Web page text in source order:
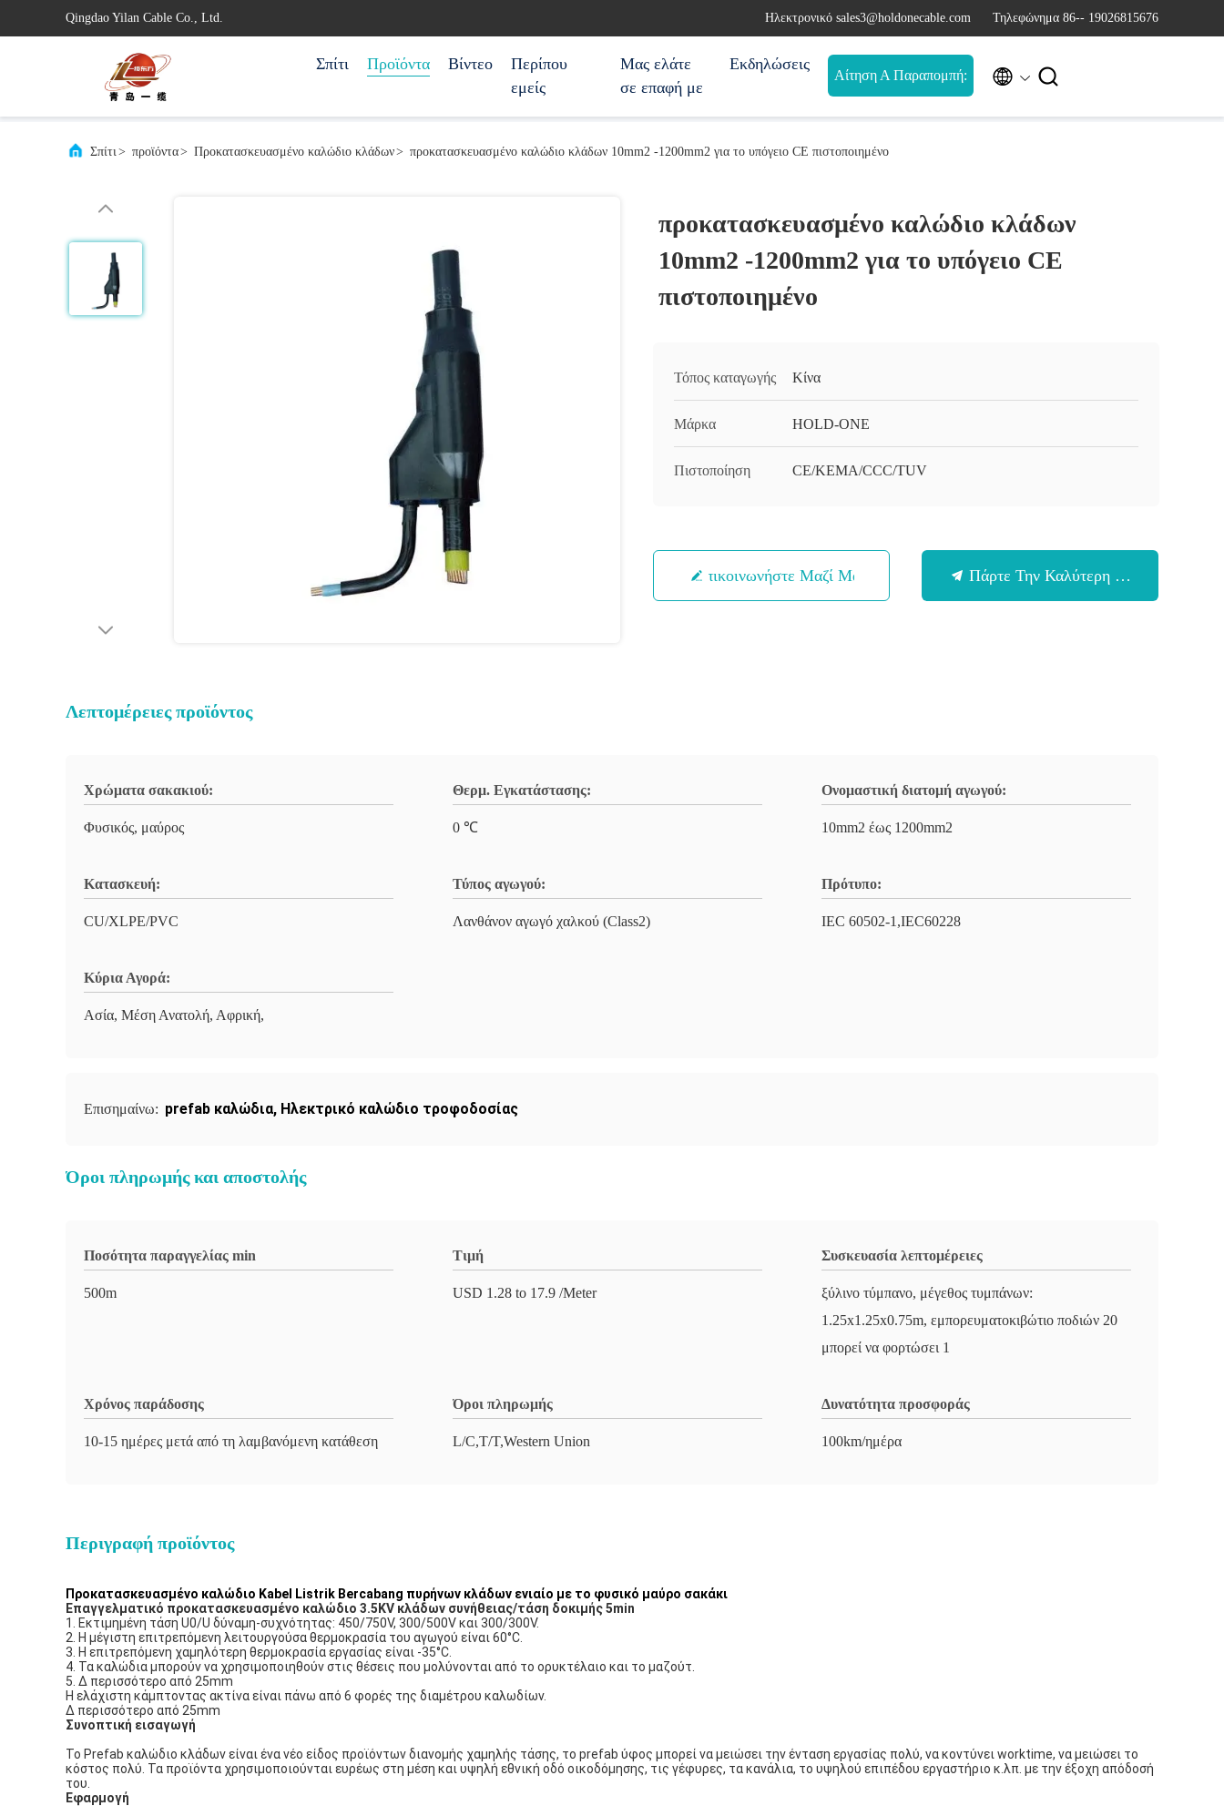
Qingdao Yilan Cable Co., Ltd. Ηλεκτρονικό sales3@holdonecable.com Τηλεφώνημα 86-- 19026815676
Σπίτι Προϊόντα Βίντεο
Περίπου
εμείς
Μας ελάτε
σε επαφή με
Εκδηλώσεις
Αίτηση Α Παραπομπή:  
Σπίτι> προϊόντα> Προκατασκευασμένο καλώδιο κλάδων> προκατασκευασμένο καλώδιο κλάδων 10mm2 -1200mm2 για το υπόγειο CE πιστοποιημένο
προκατασκευασμένο καλώδιο κλάδων
10mm2 -1200mm2 για το υπόγειο CE
πιστοποιημένο
Τόπος καταγωγής Κίνα
Μάρκα HOLD-ONE
Πιστοποίηση CE/KEMA/CCC/TUV
Επικοινωνήστε Μαζί Μας Πάρτε Την Καλύτερη Τιμή
Λεπτομέρειες προϊόντος
Χρώματα σακακιού:
Φυσικός, μαύρος
Θερμ. Εγκατάστασης:
0 ℃
Ονομαστική διατομή αγωγού:
10mm2 έως 1200mm2
Κατασκευή:
CU/XLPE/PVC
Τύπος αγωγού:
Λανθάνον αγωγό χαλκού (Class2)
Πρότυπο:
IEC 60502-1,IEC60228
Κύρια Αγορά:
Ασία, Μέση Ανατολή, Αφρική,
Επισημαίνω: prefab καλώδια, Ηλεκτρικό καλώδιο τροφοδοσίας
Όροι πληρωμής και αποστολής
Ποσότητα παραγγελίας min
500m
Τιμή
USD 1.28 to 17.9 /Meter
Συσκευασία λεπτομέρειες
ξύλινο τύμπανο, μέγεθος τυμπάνων:
1.25x1.25x0.75m, εμπορευματοκιβώτιο ποδιών 20
μπορεί να φορτώσει 1
Χρόνος παράδοσης
10-15 ημέρες μετά από τη λαμβανόμενη κατάθεση
Όροι πληρωμής
L/C,T/T,Western Union
Δυνατότητα προσφοράς
100km/ημέρα
Περιγραφή προϊόντος
Προκατασκευασμένο καλώδιο Kabel Listrik Bercabang πυρήνων κλάδων ενιαίο με το φυσικό μαύρο σακάκι
Επαγγελματικό προκατασκευασμένο καλώδιο 3.5KV κλάδων συνήθειας/τάση δοκιμής 5min
1. Εκτιμημένη τάση U0/U δύναμη-συχνότητας: 450/750V, 300/500V και 300/300V.
2. Η μέγιστη επιτρεπόμενη λειτουργούσα θερμοκρασία του αγωγού είναι 60°C.
3. Η επιτρεπόμενη χαμηλότερη θερμοκρασία εργασίας είναι -35°C.
4. Τα καλώδια μπορούν να χρησιμοποιηθούν στις θέσεις που μολύνονται από το ορυκτέλαιο και το μαζούτ.
5. Δ περισσότερο από 25mm
Η ελάχιστη κάμπτοντας ακτίνα είναι πάνω από 6 φορές της διαμέτρου καλωδίων.
Δ περισσότερο από 25mm
Συνοπτική εισαγωγή
Το Prefab καλώδιο κλάδων είναι ένα νέο είδος προϊόντων διανομής χαμηλής τάσης, το prefab ύφος μπορεί να μειώσει την ένταση εργασίας πολύ, να κοντύνει worktime, να μειώσει το
κόστος πολύ. Τα προϊόντα χρησιμοποιούνται ευρέως στη μέση και υψηλή εθνική οδό οικοδόμησης, τις γέφυρες, τα κανάλια, το υψηλού επιπέδου εργαστήριο κ.λπ. με την έξοχη απόδοσή
του.
Εφαρμογή